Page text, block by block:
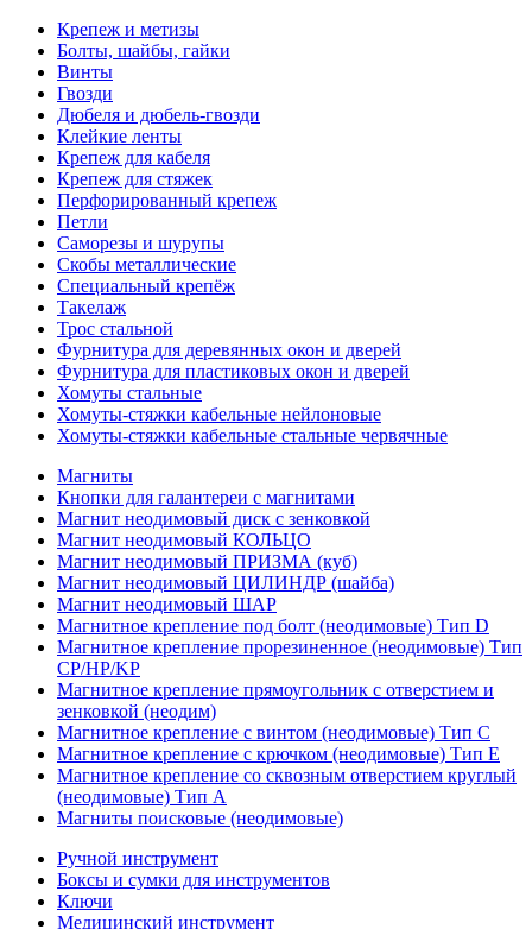
Крепеж и метизы
Болты, шайбы, гайки
Винты
Гвозди
Дюбеля и дюбель-гвозди
Клейкие ленты
Крепеж для кабеля
Крепеж для стяжек
Перфорированный крепеж
Петли
Саморезы и шурупы
Скобы металлические
Специальный крепёж
Такелаж
Трос стальной
Фурнитура для деревянных окон и дверей
Фурнитура для пластиковых окон и дверей
Хомуты стальные
Хомуты-стяжки кабельные нейлоновые
Хомуты-стяжки кабельные стальные червячные
Магниты
Кнопки для галантереи с магнитами
Магнит неодимовый диск с зенковкой
Магнит неодимовый КОЛЬЦО
Магнит неодимовый ПРИЗМА (куб)
Магнит неодимовый ЦИЛИНДР (шайба)
Магнит неодимовый ШАР
Магнитное крепление под болт (неодимовые) Тип D
Магнитное крепление прорезиненное (неодимовые) Тип
CP/HP/KP
Магнитное крепление прямоугольник с отверстием и
зенковкой (неодим)
Магнитное крепление с винтом (неодимовые) Тип С
Магнитное крепление с крючком (неодимовые) Тип Е
Магнитное крепление со сквозным отверстием круглый
(неодимовые) Тип А
Магниты поисковые (неодимовые)
Ручной инструмент
Боксы и сумки для инструментов
Ключи
Медицинский инструмент